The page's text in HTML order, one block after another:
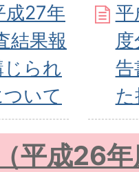
成27年
結果報
られ
いて
平
告
平成26